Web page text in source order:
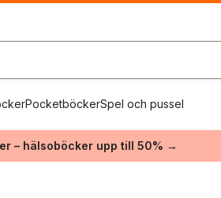
PocketböckerSpel och pussel
– hälsoböcker upp till 50% →